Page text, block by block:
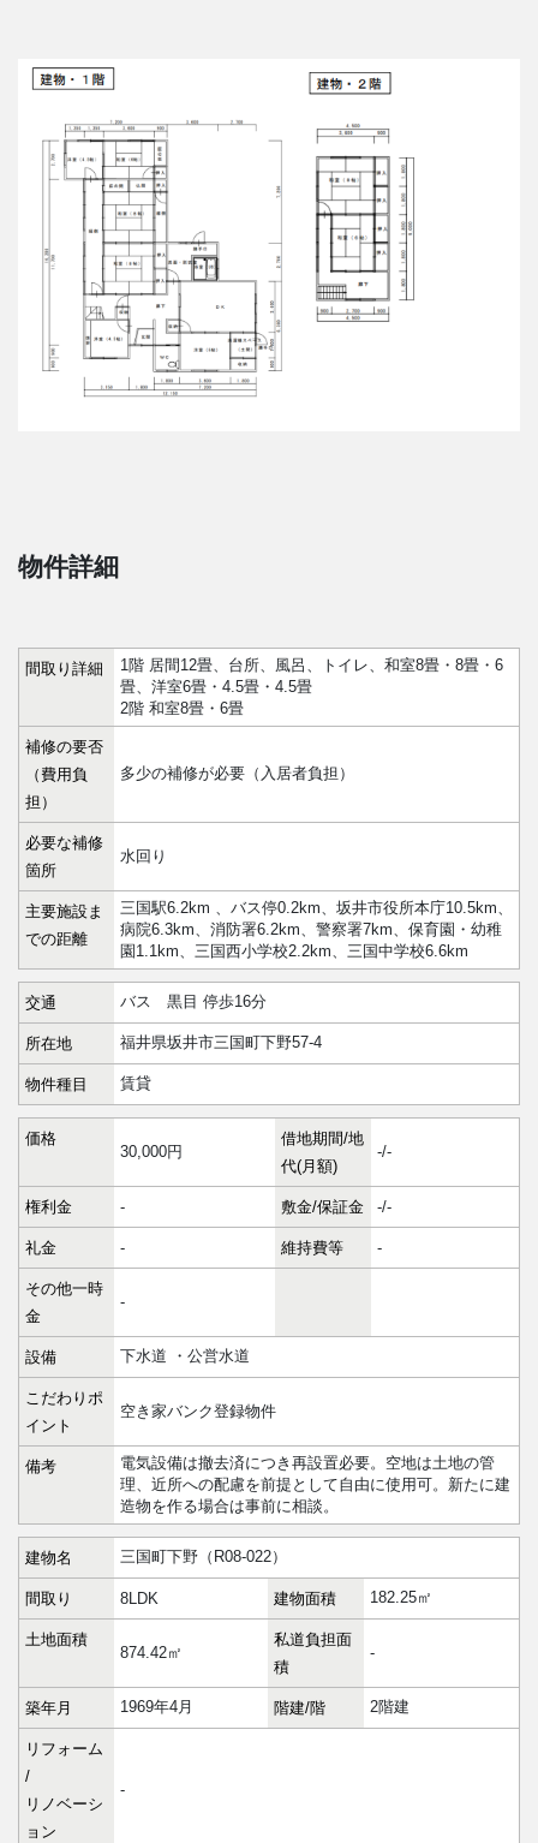
物件詳細
間取り詳細
1階 居間12畳、台所、風呂、トイレ、和室8畳・8畳・6
畳、洋室6畳・4.5畳・4.5畳
2階 和室8畳・6畳
補修の要否
（費用負
担）
多少の補修が必要（入居者負担）
必要な補修
箇所
水回り
主要施設ま
での距離
三国駅6.2km 、バス停0.2km、坂井市役所本庁10.5km、
病院6.3km、消防署6.2km、警察署7km、保育園・幼稚
園1.1km、三国西小学校2.2km、三国中学校6.6km
交通 バス 黒目 停歩16分
所在地 福井県坂井市三国町下野57-4
物件種目 賃貸
価格
30,000円
借地期間/地
代(月額)
-/-
権利金 - 敷金/保証金 -/-
礼金 - 維持費等 -
その他一時
金
-
設備 下水道 ・公営水道
こだわりポ
イント
空き家バンク登録物件
備考
電気設備は撤去済につき再設置必要。空地は土地の管
理、近所への配慮を前提として自由に使用可。新たに建
造物を作る場合は事前に相談。
建物名 三国町下野（R08-022）
間取り 8LDK 建物面積 182.25㎡
土地面積
874.42㎡
私道負担面
積
-
築年月 1969年4月 階建/階 2階建
リフォーム
/
リノベーシ
ョン
-